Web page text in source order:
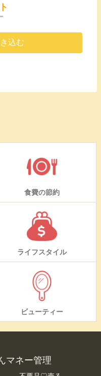
込む
食費の節約
ライフスタイル
ビューティー
マネー管理